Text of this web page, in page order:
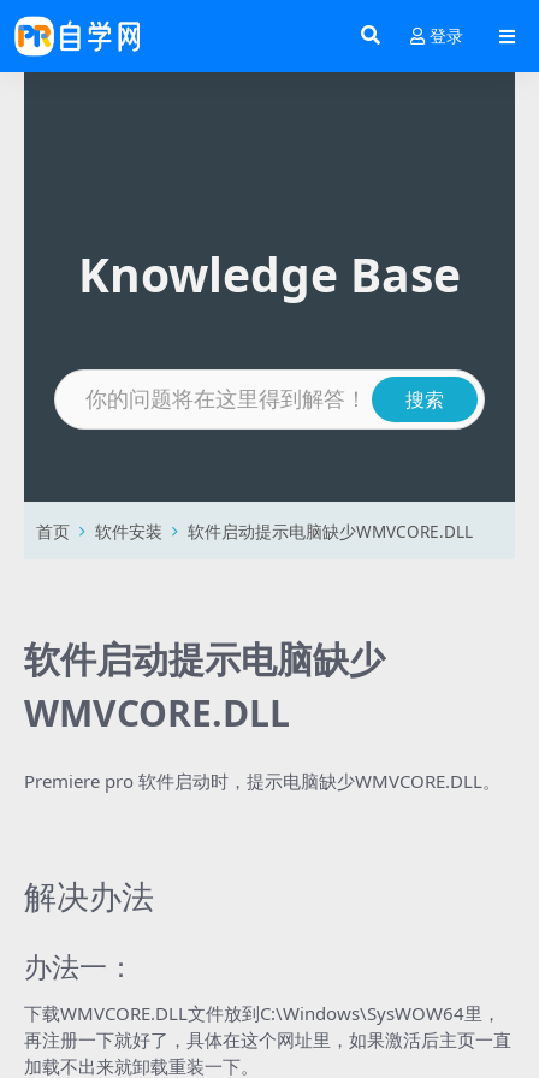
登录
Knowledge Base
首页 软件安装 软件启动提示电脑缺少WMVCORE.DLL
软件启动提示电脑缺少
WMVCORE.DLL
Premiere pro 软件启动时，提示电脑缺少WMVCORE.DLL。
解决办法
办法一：
下载WMVCORE.DLL文件放到C:\Windows\SysWOW64里，
再注册一下就好了，具体在这个网址里，如果激活后主页一直
加载不出来就卸载重装一下。